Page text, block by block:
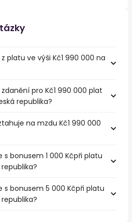
platu ve výši Kč1 990 000 na
pro Kč1 990 000 plat
republika?
na mzdu Kč1 990 000
s bonusem 1 000 Kčpři platu
s bonusem 5 000 Kčpři platu